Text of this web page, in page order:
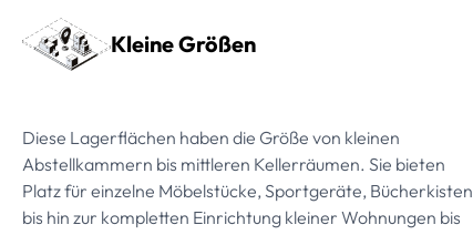
Kleine Größen
Diese Lagerflächen haben die Größe von kleinen
Abstellkammern bis mittleren Kellerräumen. Sie bieten
Platz für einzelne Möbelstücke, Sportgeräte, Bücherkisten
bis hin zur kompletten Einrichtung kleiner Wohnungen bis